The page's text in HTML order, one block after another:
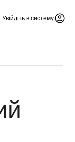
Увійдіть в систему